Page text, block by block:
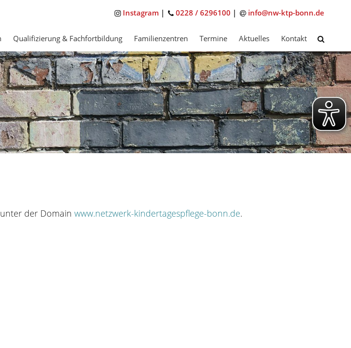
Instagram | 0228 / 6296100 | info@nw-ktp-bonn.de
Qualifizierung & Fachfortbildung Familienzentren Termine Aktuelles Kontakt
der Domain www.netzwerk-kindertagespflege-bonn.de.